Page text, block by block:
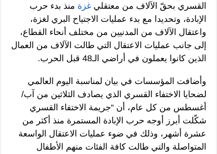
القسري بحقّ الآلاف من معتقليغزة منذ بدء حرب
الإبادة، وتحديدا مع بدء عمليات الاجتياح البري لغزة،
واعتقال الآلاف من المدنيين من مختلف أنحاء القطاع،
إلى جانب عمليات الاعتقال التي طالت الآلاف من العمال
الذين كانوا يعملون في أراضي الـ48 قبل الحرب.
وأضافت المؤسسات في بيان لمناسبة اليوم العالمي
لضحايا الاختفاء القسري الذي يصادف الثلاثين من آب/
أغسطس من كل عام، أن “جريمة الاختفاء القسري
شكّلت أبرز أوجه حرب الإبادة المستمرة منذ أكثر من
عشرة أشهر، وذلك في ضوء عمليات الاعتقال الواسعة
المتواصلة والتي طالت كافة الفئات منهم الأطفال